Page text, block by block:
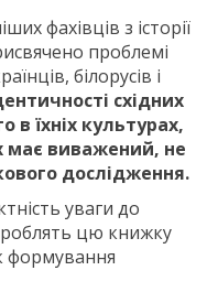
фахівців з історії
проблемі
білорусів і
східних
в їхніх культурах,
має виважений, не
дослідження.
уваги до
цю книжку
формування